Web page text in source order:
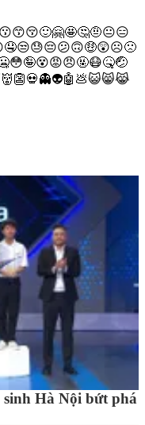
😗😙😚🙂🤗🤩🤔🤨😐😑
🤤😒😓😔😕🙃🤑😲☹️🙁
😳🤪😵😡😠🤬😷🤒🤕
👹👺💀👻👽🤖 💩😺😸😹
Hà Nội bứt phá